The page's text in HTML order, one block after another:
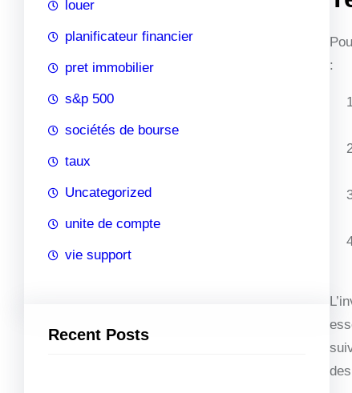
louer
planificateur financier
pret immobilier
s&p 500
sociétés de bourse
taux
Uncategorized
unite de compte
vie support
Recent Posts
: